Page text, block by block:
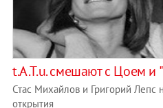
t.A.T.u. смешают с Цоем
Стас Михайлов и Григорий
открытия